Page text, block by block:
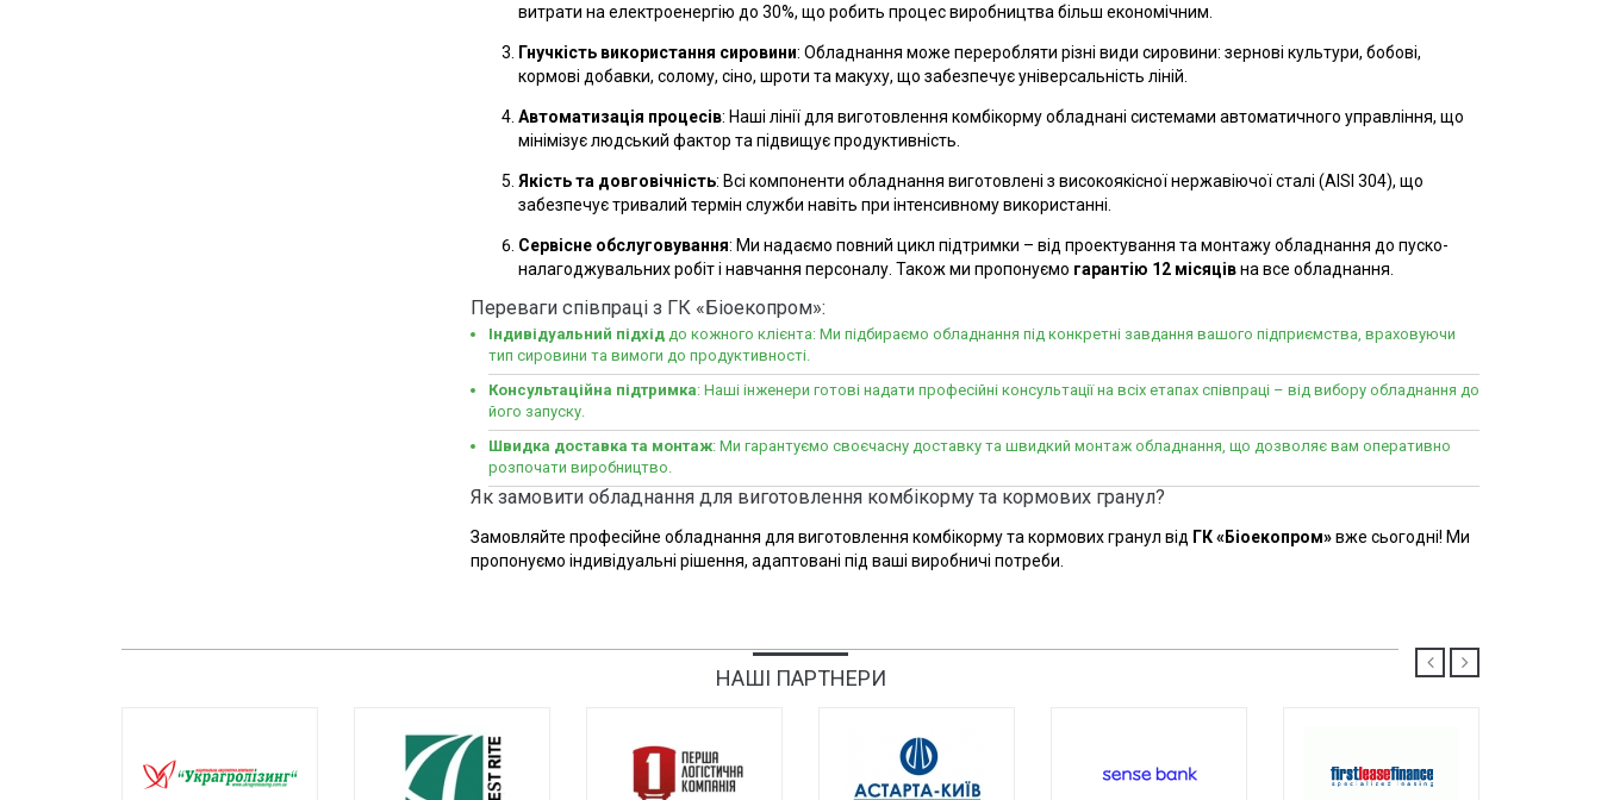
витрати на електроенергію до 30%, що робить процес виробництва більш економічним.
Гнучкість використання сировини: Обладнання може переробляти різні види сировини: зернові культури, бобові,
кормові добавки, солому, сіно, шроти та макуху, що забезпечує універсальність ліній.
Автоматизація процесів: Наші лінії для виготовлення комбікорму обладнані системами автоматичного управління, що
мінімізує людський фактор та підвищує продуктивність.
Якість та довговічність: Всі компоненти обладнання виготовлені з високоякісної нержавіючої сталі (AISI 304), що
забезпечує тривалий термін служби навіть при інтенсивному використанні.
Сервісне обслуговування: Ми надаємо повний цикл підтримки – від проектування та монтажу обладнання до пуско-
налагоджувальних робіт і навчання персоналу. Також ми пропонуємо гарантію 12 місяцівна все обладнання.
Переваги співпраці з ГК «Біоекопром»:
Індивідуальний підхіддо кожного клієнта: Ми підбираємо обладнання під конкретні завдання вашого підприємства, враховуючи
тип сировини та вимоги до продуктивності.
Консультаційна підтримка: Наші інженери готові надати професійні консультації на всіх етапах співпраці – від вибору обладнання до
його запуску.
Швидка доставка та монтаж: Ми гарантуємо своєчасну доставку та швидкий монтаж обладнання, що дозволяє вам оперативно
розпочати виробництво.
Як замовити обладнання для виготовлення комбікорму та кормових гранул?
Замовляйте професійне обладнання для виготовлення комбікорму та кормових гранул від ГК «Біоекопром»вже сьогодні! Ми
пропонуємо індивідуальні рішення, адаптовані під ваші виробничі потреби.
НАШІ ПАРТНЕРИ